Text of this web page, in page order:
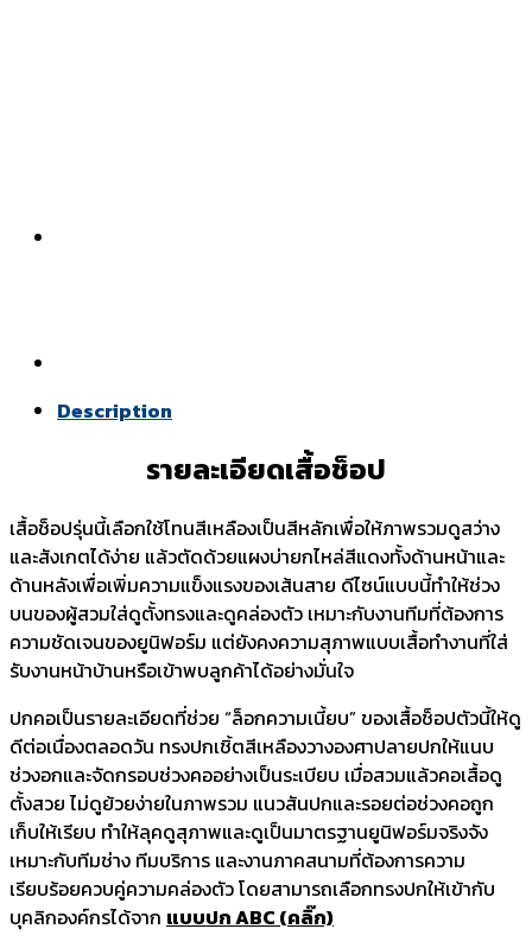
Description
รายละเอียดเสื้อช็อป
เสื้อช็อปรุ่นนี้เลือกใช้โทนสีเหลืองเป็นสีหลักเพื่อให้ภาพรวมดูสว่าง
และสังเกตได้ง่าย แล้วตัดด้วยแผงบ่ายกไหล่สีแดงทั้งด้านหน้าและ
ด้านหลังเพื่อเพิ่มความแข็งแรงของเส้นสาย ดีไซน์แบบนี้ทำให้ช่วง
บนของผู้สวมใส่ดูตั้งทรงและดูคล่องตัว เหมาะกับงานทีมที่ต้องการ
ความชัดเจนของยูนิฟอร์ม แต่ยังคงความสุภาพแบบเสื้อทำงานที่ใส่
รับงานหน้าบ้านหรือเข้าพบลูกค้าได้อย่างมั่นใจ
ปกคอเป็นรายละเอียดที่ช่วย “ล็อกความเนี้ยบ” ของเสื้อช็อปตัวนี้ให้ดู
ดีต่อเนื่องตลอดวัน ทรงปกเชิ้ตสีเหลืองวางองศาปลายปกให้แนบ
ช่วงอกและจัดกรอบช่วงคออย่างเป็นระเบียบ เมื่อสวมแล้วคอเสื้อดู
ตั้งสวย ไม่ดูย้วยง่ายในภาพรวม แนวสันปกและรอยต่อช่วงคอถูก
เก็บให้เรียบ ทำให้ลุคดูสุภาพและดูเป็นมาตรฐานยูนิฟอร์มจริงจัง
เหมาะกับทีมช่าง ทีมบริการ และงานภาคสนามที่ต้องการความ
เรียบร้อยควบคู่ความคล่องตัว โดยสามารถเลือกทรงปกให้เข้ากับ
บุคลิกองค์กรได้จาก แบบปก ABC (คลิ๊ก)